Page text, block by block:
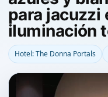
para jacuzzi
iluminación
Hotel: The Donna Portals